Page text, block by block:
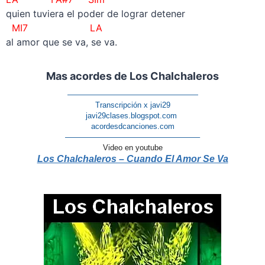
quien tuviera el poder de lograr detener
MI7 LA
al amor que se va, se va.
Mas acordes de Los Chalchaleros
—————————————————
Transcripción x javi29
javi29clases.blogspot.com
acordesdcanciones.com
—————————————————–
Video en youtube
Los Chalchaleros – Cuando El Amor Se Va